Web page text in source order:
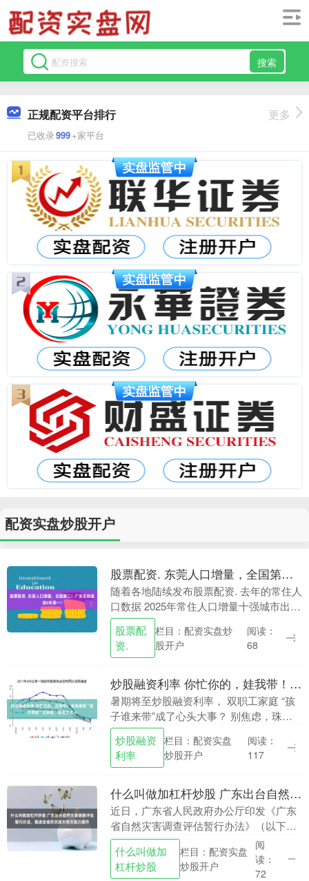
搜索
正规配资平台排行
已收录999+家平台
更多
配资实盘炒股开户
股票配资. 东莞人口增量，全国第二！广东生娃连续8年第一！
随着各地陆续发布股票配资. 去年的常住人
口数据 2025年常住人口增量十强城市出炉
东莞位居第二！ 2025年 人口增量前十强
城市榜单 ‌深圳‌：+25.9万人....
股票配
资.
栏目：配资实盘炒
股开户
阅读：
68
炒股融资利率 你忙你的，娃我带！珠海暑假“官方带娃”又来啦，报名方式→
暑期将至炒股融资利率， 双职工家庭 “孩
子谁来带”成了心头大事？ 别焦虑，珠海
官方来接力！ 近日， 香洲区、斗门区、高
新区 发布了相应报名指南。 一起来看看
具....
炒股融资
利率
栏目：配资实盘
炒股开户
阅读：
117
什么叫做加杠杆炒股 广东出台自然灾害调查评估暂行办法，推进全省防灾减灾救灾能力提升
近日，广东省人民政府办公厅印发《广东
省自然灾害调查评估暂行办法》（以下简
称《办法》）。《办法》旨在规范全省自
然灾害调查评估工作，总结自然灾害防范
应对经验教训什么....
什么叫做加
杠杆炒股
栏目：配资实盘
炒股开户
阅
读：
72